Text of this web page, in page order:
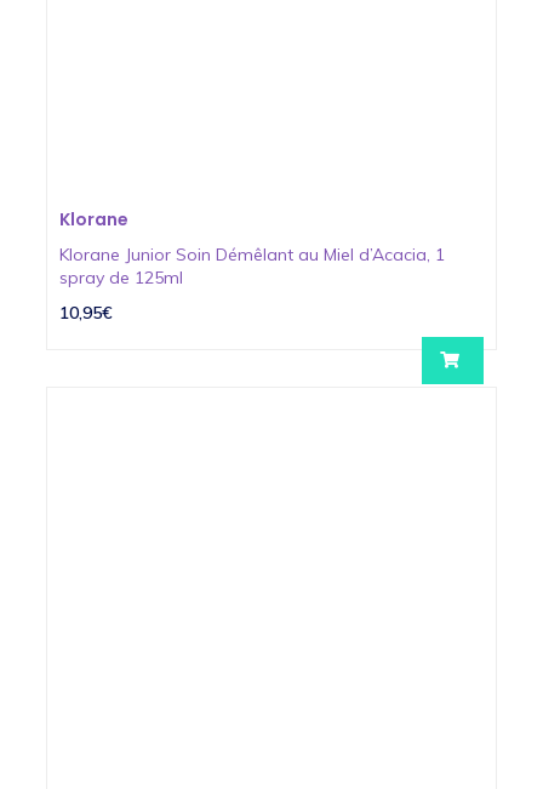
Klorane
Klorane Junior Soin Démêlant au Miel d’Acacia, 1
spray de 125ml
10,95€